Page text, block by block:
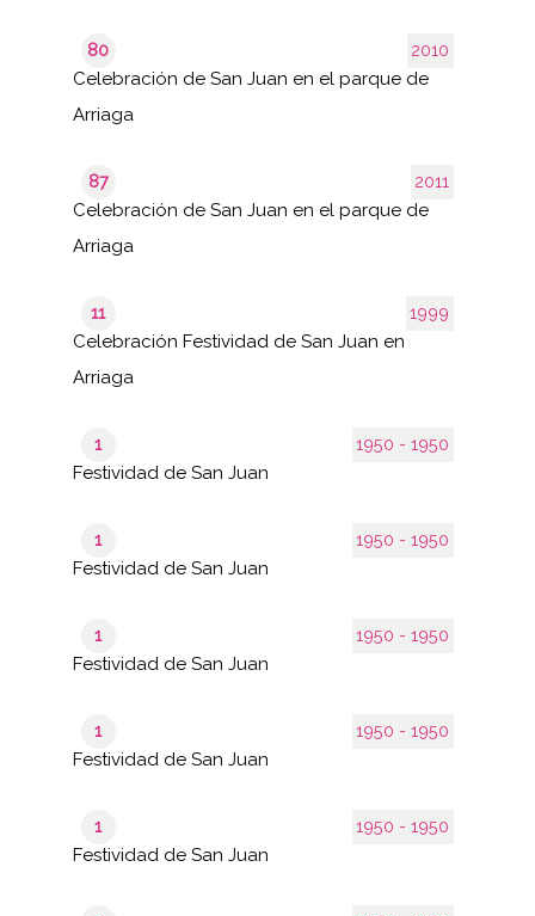
2010
80
Celebración de San Juan en el parque de
Arriaga
2011
87
Celebración de San Juan en el parque de
Arriaga
1999
11
Celebración Festividad de San Juan en
Arriaga
1950 - 1950
1
Festividad de San Juan
1950 - 1950
1
Festividad de San Juan
1950 - 1950
1
Festividad de San Juan
1950 - 1950
1
Festividad de San Juan
1950 - 1950
1
Festividad de San Juan